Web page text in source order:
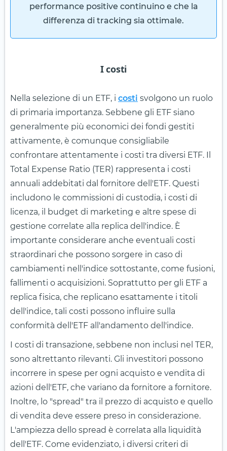
performance positive continuino e che la
differenza di tracking sia ottimale.
I costi
Nella selezione di un ETF, i costi svolgono un ruolo
di primaria importanza. Sebbene gli ETF siano
generalmente più economici dei fondi gestiti
attivamente, è comunque consigliabile
confrontare attentamente i costi tra diversi ETF. Il
Total Expense Ratio (TER) rappresenta i costi
annuali addebitati dal fornitore dell'ETF. Questi
includono le commissioni di custodia, i costi di
licenza, il budget di marketing e altre spese di
gestione correlate alla replica dell'indice. È
importante considerare anche eventuali costi
straordinari che possono sorgere in caso di
cambiamenti nell'indice sottostante, come fusioni,
fallimenti o acquisizioni. Soprattutto per gli ETF a
replica fisica, che replicano esattamente i titoli
dell'indice, tali costi possono influire sulla
conformità dell'ETF all'andamento dell'indice.
I costi di transazione, sebbene non inclusi nel TER,
sono altrettanto rilevanti. Gli investitori possono
incorrere in spese per ogni acquisto e vendita di
azioni dell'ETF, che variano da fornitore a fornitore.
Inoltre, lo "spread" tra il prezzo di acquisto e quello
di vendita deve essere preso in considerazione.
L'ampiezza dello spread è correlata alla liquidità
dell'ETF. Come evidenziato, i diversi criteri di